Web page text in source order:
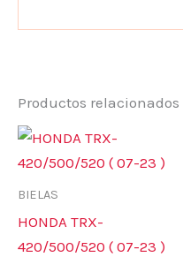
Productos relacionados
BIELAS
HONDA TRX-
420/500/520 ( 07-23 )